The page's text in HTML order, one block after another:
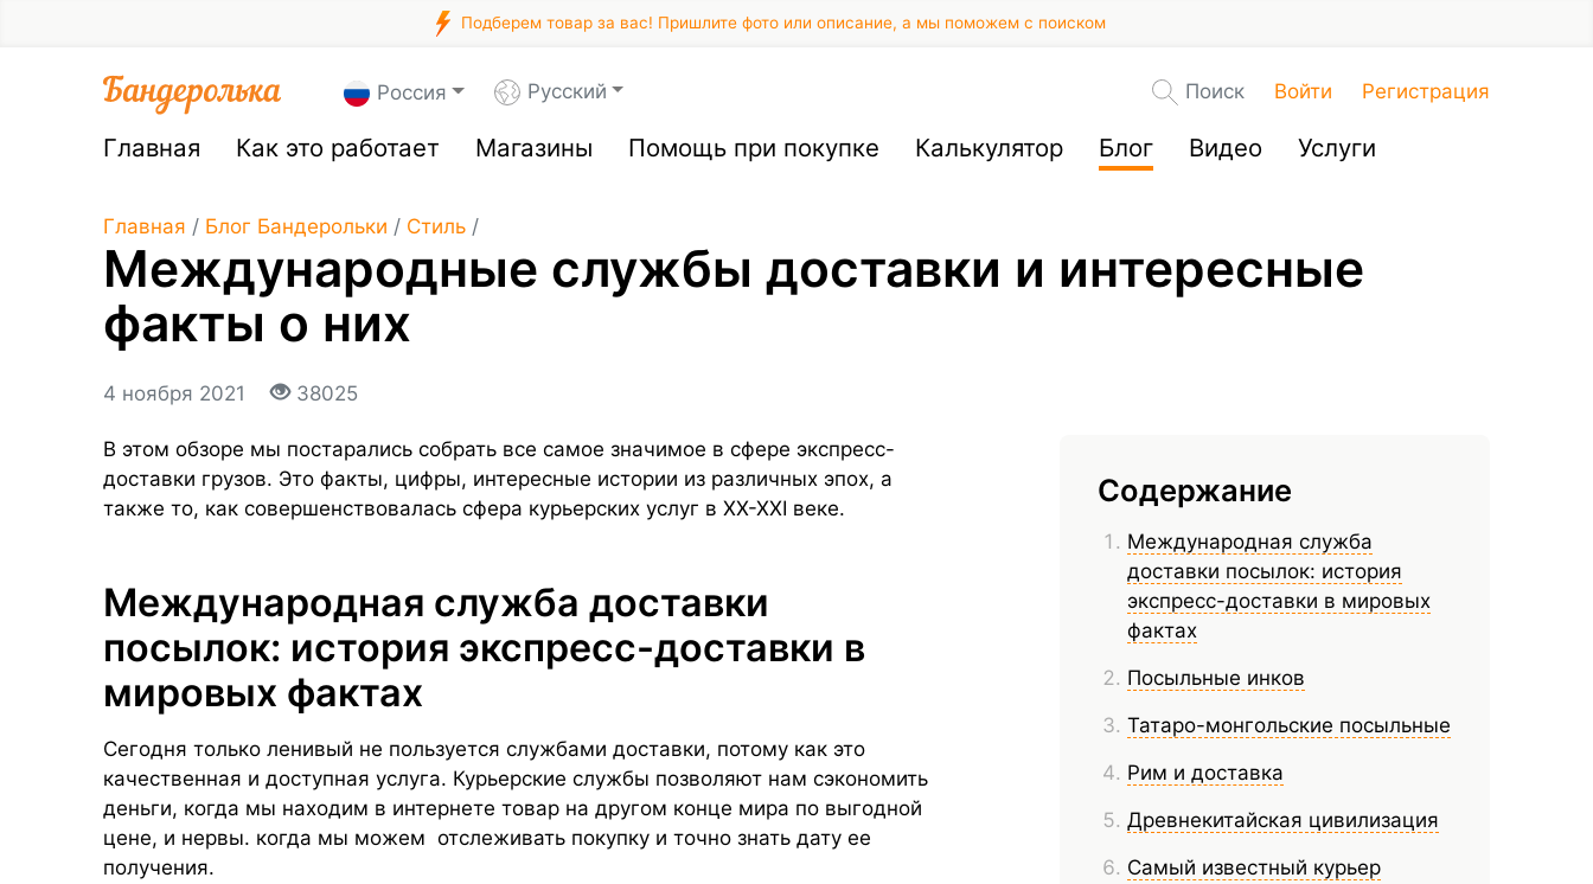
Подберем товар за вас! Пришлите фото или описание, а мы поможем с поиском
Россия Русский Поиск Войти Регистрация
Главная Как это работает Магазины Помощь при покупке Калькулятор Блог Видео Услуги
Главная / Блог Бандерольки / Стиль /
Международные службы доставки и интересные
факты о них
4 ноября 2021 38025
Содержание
Международная служба
доставки посылок: история
экспресс-доставки в мировых
фактах
Посыльные инков
Татаро-монгольские посыльные
Рим и доставка
Древнекитайская цивилизация
Самый известный курьер
В этом обзоре мы постарались собрать все самое значимое в сфере экспресс-
доставки грузов. Это факты, цифры, интересные истории из различных эпох, а
также то, как совершенствовалась сфера курьерских услуг в XX-XXI веке.
Международная служба доставки
посылок: история экспресс-доставки в
мировых фактах
Сегодня только ленивый не пользуется службами доставки, потому как это
качественная и доступная услуга. Курьерские службы позволяют нам сэкономить
деньги, когда мы находим в интернете товар на другом конце мира по выгодной
цене, и нервы. когда мы можем отслеживать покупку и точно знать дату ее
получения.